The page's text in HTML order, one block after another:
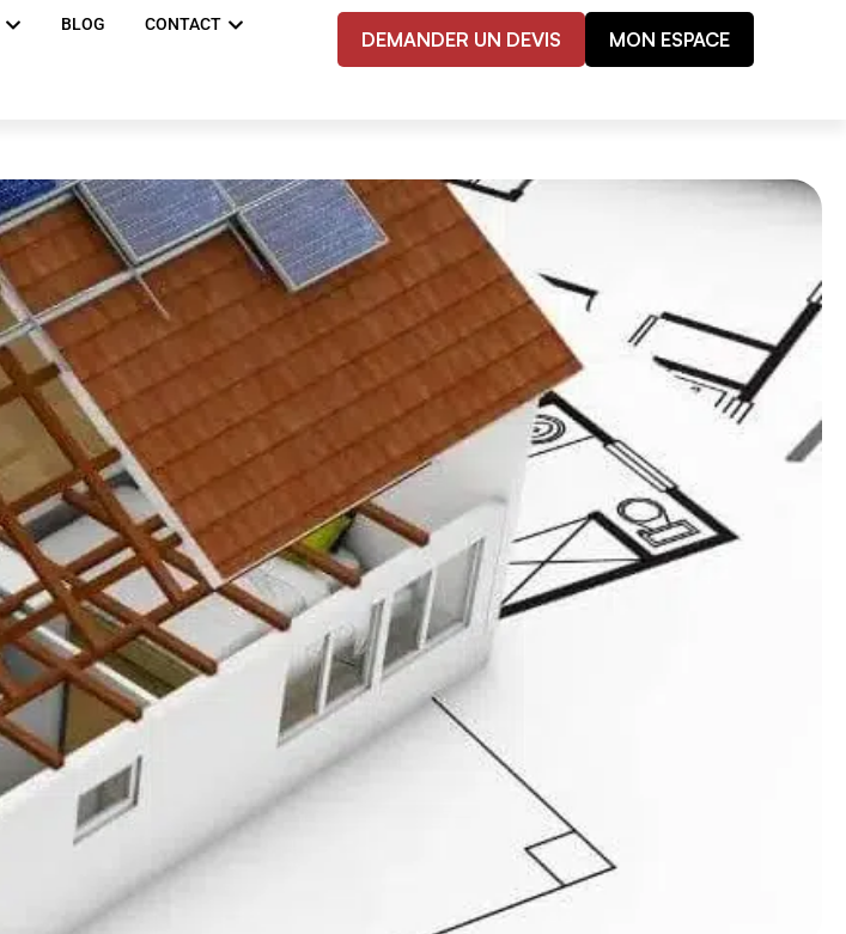
BLOG CONTACT
DEMANDER UN DEVIS MON ESPACE